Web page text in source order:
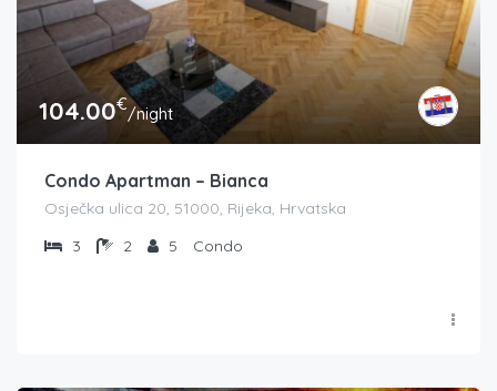
104.00€/night
Condo Apartman – Bianca
Osječka ulica 20, 51000, Rijeka, Hrvatska
3
2 5 Condo